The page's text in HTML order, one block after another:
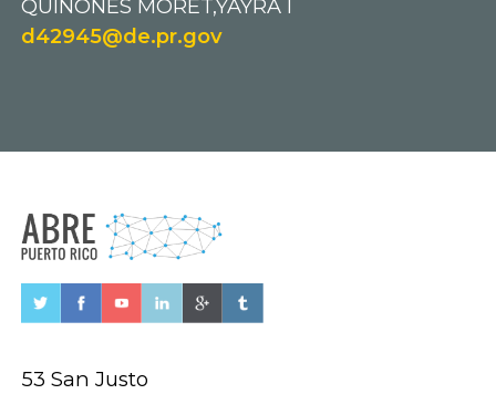
QUINONES MORET,YAYRA I
d42945@de.pr.gov
53 San Justo